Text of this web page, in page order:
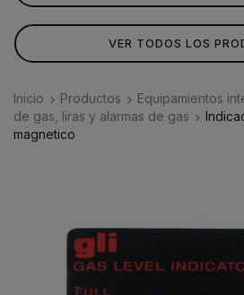
VER TODOS LOS
Inicio Productos Equipamientos
de gas, liras y alarmas de gas
magnetico